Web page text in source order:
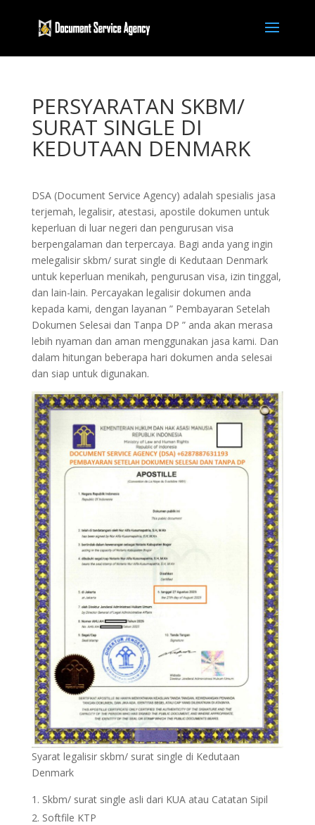
PERSYARATAN SKBM/
SURAT SINGLE DI
KEDUTAAN DENMARK
DSA (Document Service Agency) adalah spesialis jasa
terjemah, legalisir, atestasi, apostile dokumen untuk
keperluan di luar negeri dan pengurusan visa
berpengalaman dan terpercaya. Bagi anda yang ingin
melegalisir skbm/ surat single di Kedutaan Denmark
untuk keperluan menikah, pengurusan visa, izin tinggal,
dan lain-lain. Percayakan legalisir dokumen anda
kepada kami, dengan layanan ” Pembayaran Setelah
Dokumen Selesai dan Tanpa DP ” anda akan merasa
lebih nyaman dan aman menggunakan jasa kami. Dan
dalam hitungan beberapa hari dokumen anda selesai
dan siap untuk digunakan.
Syarat legalisir skbm/ surat single di Kedutaan
Denmark
Skbm/ surat single asli dari KUA atau Catatan Sipil
Softfile KTP